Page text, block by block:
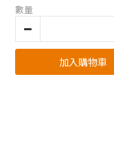
數量
加入購物車